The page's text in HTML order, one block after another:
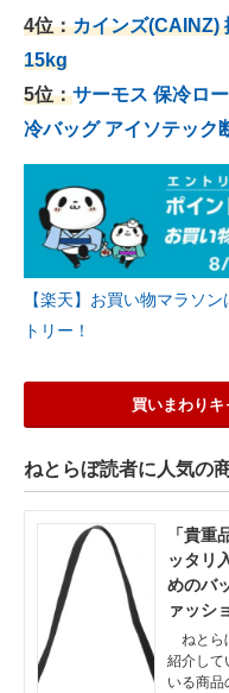
4位：カインズ(CAINZ)
15kg
5位：サーモス 保冷ロ
冷バッグ アイソテック
【楽天】お買い物マラソ
トリー！
買いまわり
ねとらぼ読者に人気の
「貴重
ッタリ
めのバ
ァッシ
ねとら
紹介して
いる商品